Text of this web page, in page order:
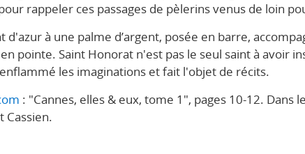
rappeler ces passages de pèlerins venus de loin
d'azur à une palme d’argent, posée en barre,
en pointe. Saint Honorat n'est pas le seul saint à avoir
les imaginations et fait l'objet de récits.
: "Cannes, elles & eux, tome 1", pages 10-12. Dans
Cassien.